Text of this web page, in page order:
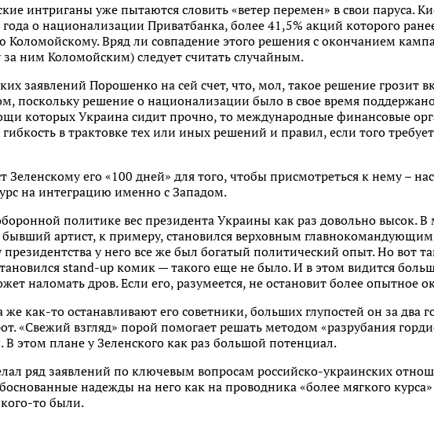
интриганы уже пытаются словить «ветер перемен» в свои паруса.
о национализации Приватбанка, более 41,5% акций которого
Коломойскому. Вряд ли совпадение этого решения с окончанием
ним Коломойским) следует считать случайным.
заявлений Порошенко на сей счет, что, мол, такое решение грозит
поскольку решение о национализации было в свое время
которых Украина сидит прочно, то международные финансовые
в трактовке тех или иных решений и правил, если того
Зеленскому его «100 дней» для того, чтобы присмотреться к нему –
на интеграцию именно с Западом.
политике вес президента Украины как раз довольно высок.
бывший артист, к примеру, становился верховным
у него все же был богатый политический опыт. Но вот
stand-up комик — такого еще не было. И в этом видится
наломать дров. Если его, разумеется, не остановит более опытное
как-то останавливают его советники, больших глупостей он за два
«Свежий взгляд» порой помогает решать методом «разрубания
этом плане у Зеленского как раз большой потенциал.
ряд заявлений по ключевым вопросам российско-украинских
надежды на него как на проводника «более мягкого
то были.